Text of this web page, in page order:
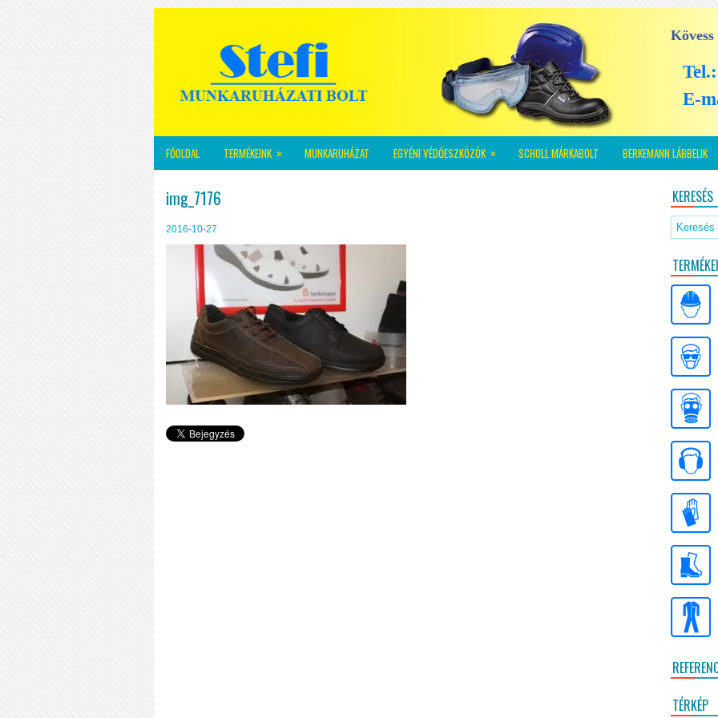
E-
FŐOLDAL TERMÉKEINK » MUNKARUHÁZAT EGYÉNI VÉDŐESZKÖZÖK » SCHOLL MÁRKABOLT BERKEMANN LÁBBELIK
img_7176
2016-10-27
KERESÉS
TÉRKÉP